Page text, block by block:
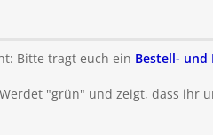
Bitte tragt euch ein Bestell- und
"grün" und zeigt, dass ihr